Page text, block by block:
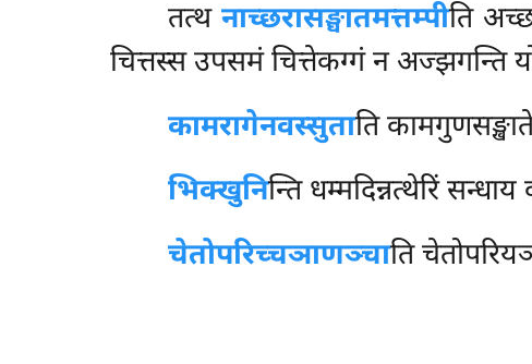
तत्थनाच्छरासङ्घातमत्तम्पीति
चित्तस्स उपसमं चित्तेकग्गं न अज्झगन्ति
कामरागेनवस्सुताति
भिक्खुनिन्ति धम्मदिन्नत्थेरिं सन्धाय
चेतोपरिच्चञाणञ्चाति